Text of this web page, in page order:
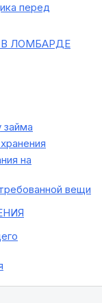
перед
ЛОМБАРДЕ
займа
на
вещи